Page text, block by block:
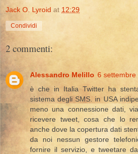
Jack O. Lyroid at 12:29
Condividi
2 commenti:
Alessandro Melillo 6 settembre
è che in Italia Twitter ha
sistema degli SMS. in USA
meno una connessione dati,
ricevere tweet, cosa che lo
anche dove la copertura dati
da noi nessun gestore
fornire il servizio, e tweetare